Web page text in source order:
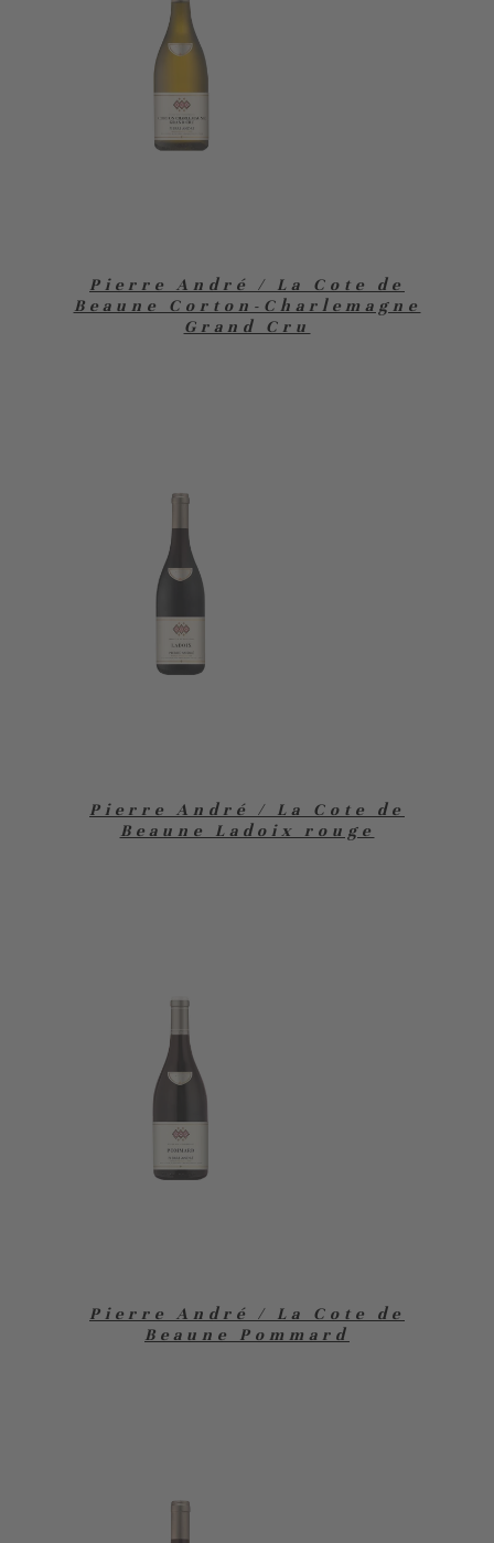
Pierre André / La Cote de
Beaune Corton-Charlemagne
Grand Cru
Pierre André / La Cote de
Beaune Ladoix rouge
Pierre André / La Cote de
Beaune Pommard